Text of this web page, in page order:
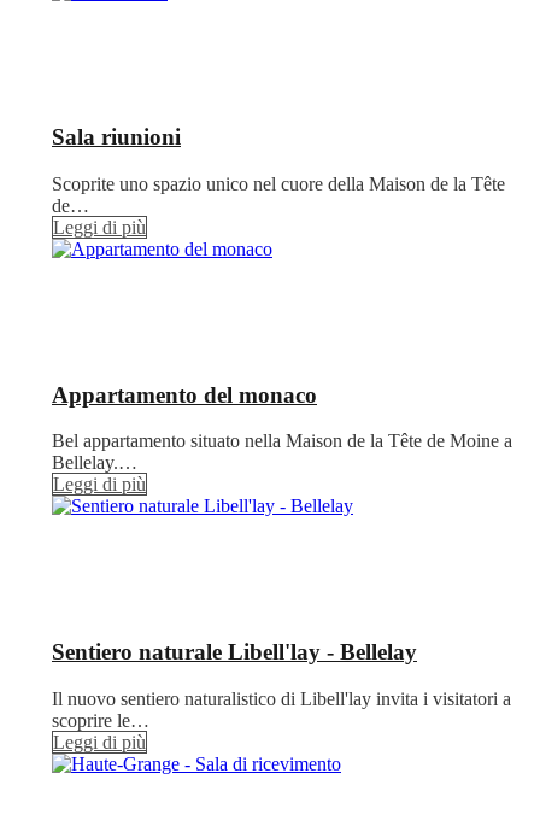
Sala riunioni
Scoprite uno spazio unico nel cuore della Maison de la Tête
de…
Leggi di più
Appartamento del monaco
Bel appartamento situato nella Maison de la Tête de Moine a
Bellelay.…
Leggi di più
Sentiero naturale Libell'lay - Bellelay
Il nuovo sentiero naturalistico di Libell'lay invita i visitatori a
scoprire le…
Leggi di più